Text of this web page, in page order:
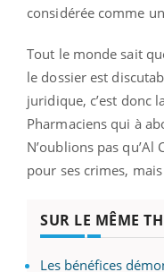
considérée comme
Tout le monde sait
le dossier est
juridique, c’est donc
Pharmaciens qui à
N’oublions pas qu’Al
pour ses crimes,
SUR LE MÊME
Les bénéfices